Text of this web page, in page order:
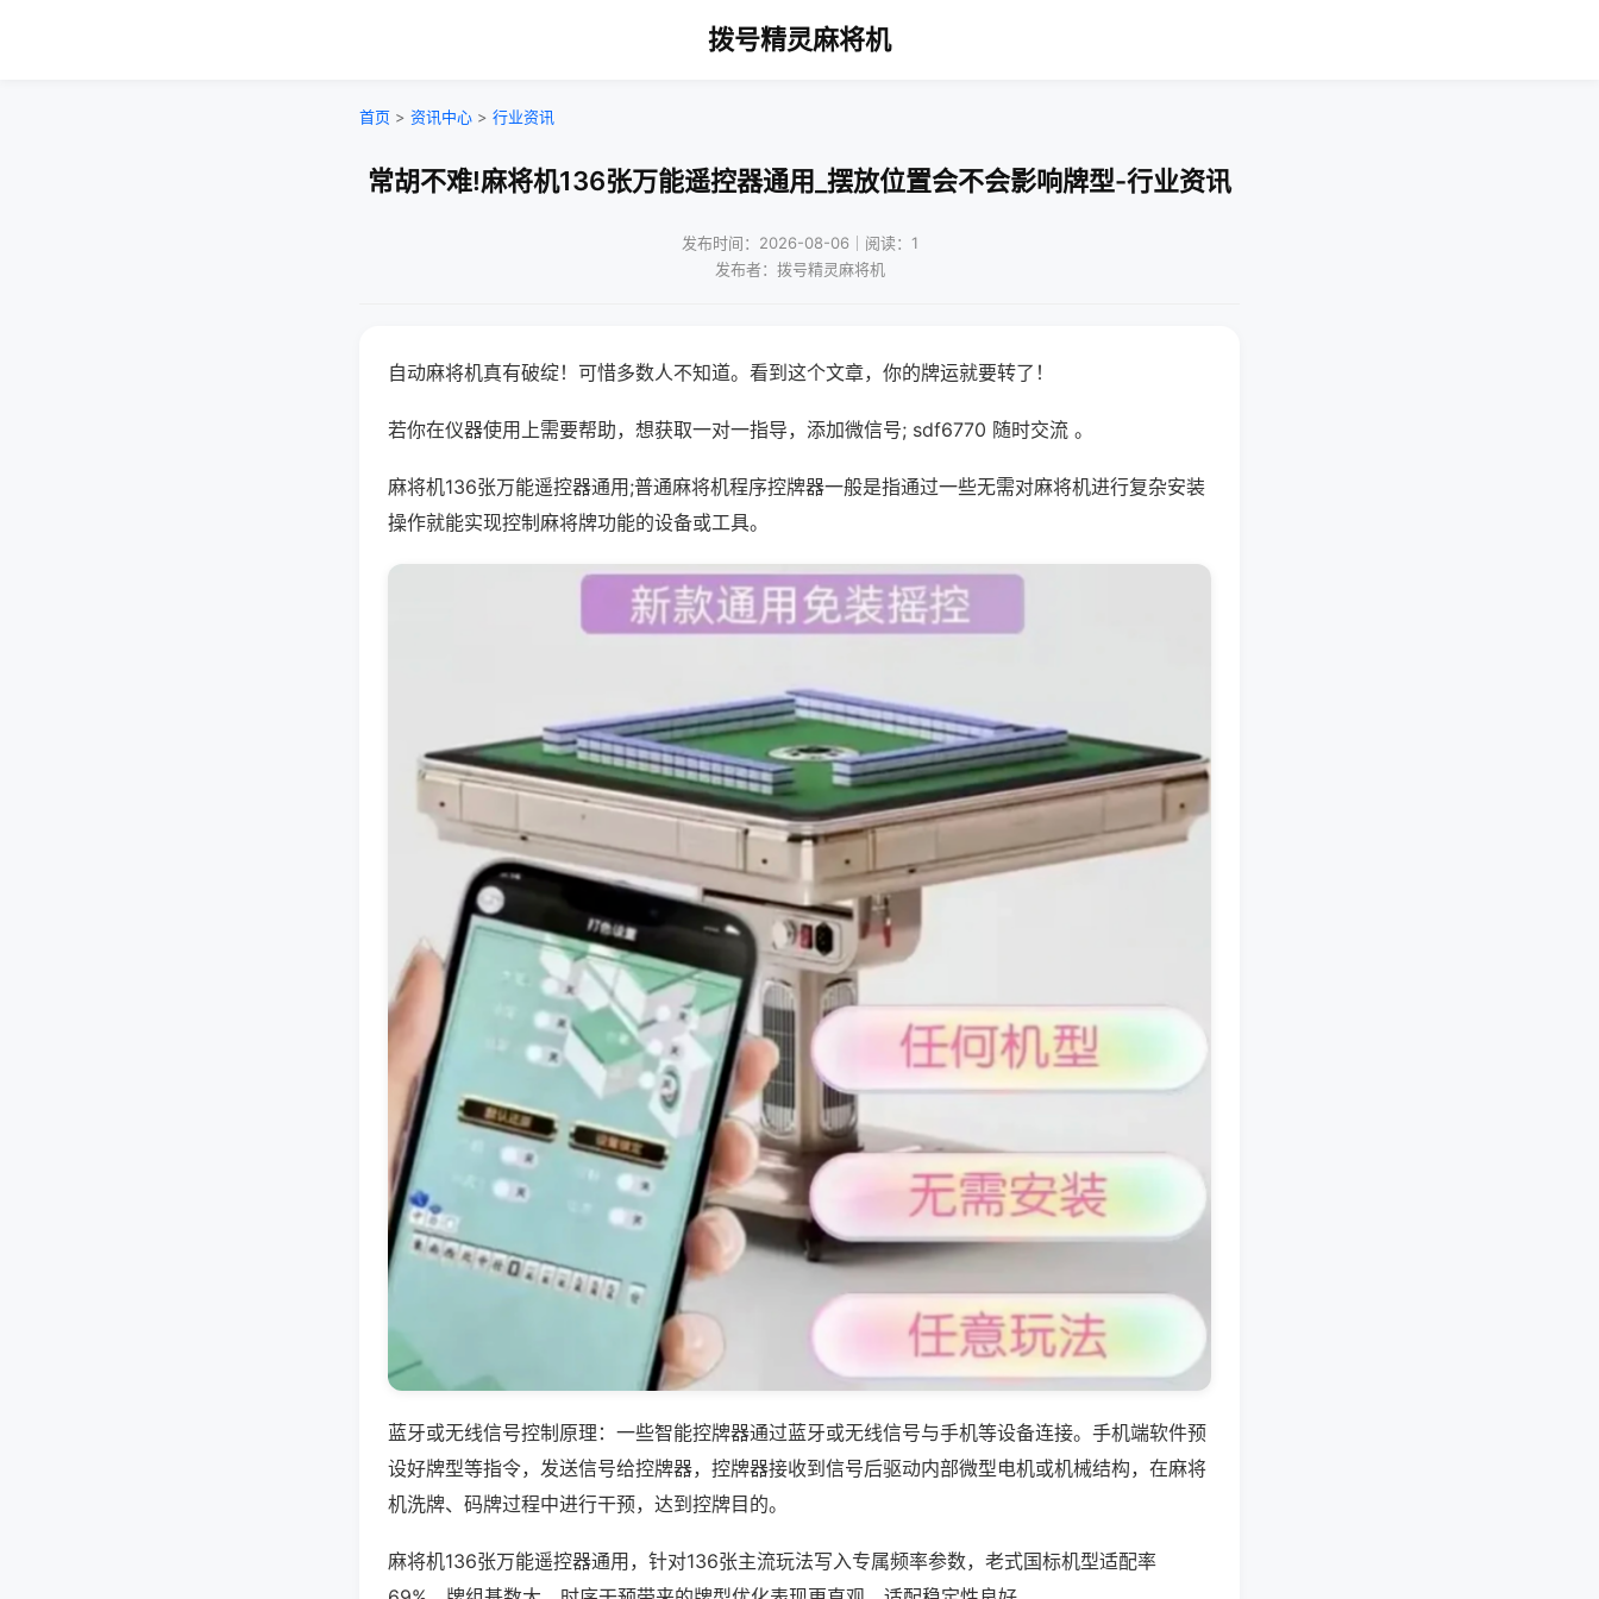
拨号精灵麻将机
首页 > 资讯中心 > 行业资讯
常胡不难!麻将机136张万能遥控器通用_摆放位置会不会影响牌型-行业资讯
发布时间：2026-08-06｜阅读：1
发布者：拨号精灵麻将机
自动麻将机真有破绽！可惜多数人不知道。看到这个文章，你的牌运就要转了！
若你在仪器使用上需要帮助，想获取一对一指导，添加微信号; sdf6770 随时交流 。
麻将机136张万能遥控器通用;普通麻将机程序控牌器一般是指通过一些无需对麻将机进行复杂安装
操作就能实现控制麻将牌功能的设备或工具。
蓝牙或无线信号控制原理：一些智能控牌器通过蓝牙或无线信号与手机等设备连接。手机端软件预
设好牌型等指令，发送信号给控牌器，控牌器接收到信号后驱动内部微型电机或机械结构，在麻将
机洗牌、码牌过程中进行干预，达到控牌目的。
麻将机136张万能遥控器通用，针对136张主流玩法写入专属频率参数，老式国标机型适配率